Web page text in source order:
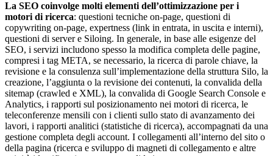
La SEO coinvolge molti elementi dell’ottimizzazione per i
motori di ricerca: questioni tecniche on-page, questioni di
copywriting on-page, expertness (link in entrata, in uscita e interni),
questioni di server e Siloing. In generale, in base alle esigenze del
SEO, i servizi includono spesso la modifica completa delle pagine,
compresi i tag META, se necessario, la ricerca di parole chiave, la
revisione e la consulenza sull’implementazione della struttura Silo, la
creazione, l’aggiunta o la revisione dei contenuti, la convalida della
sitemap (crawled e XML), la convalida di Google Search Console e
Analytics, i rapporti sul posizionamento nei motori di ricerca, le
teleconferenze mensili con i clienti sullo stato di avanzamento dei
lavori, i rapporti analitici (statistiche di ricerca), accompagnati da una
gestione completa degli account. I collegamenti all’interno del sito o
della pagina (ricerca e sviluppo di magneti di collegamento e altre